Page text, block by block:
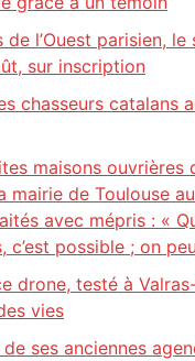
de l’Ouest parisien,
sur inscription
chasseurs catalans
maisons ouvrières
mairie de Toulouse
avec mépris : «
c’est possible ; on
drone, testé à
vies
ses anciennes